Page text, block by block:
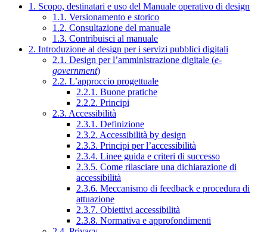
1. Scopo, destinatari e uso del Manuale operativo di design
1.1. Versionamento e storico
1.2. Consultazione del manuale
1.3. Contribuisci al manuale
2. Introduzione al design per i servizi pubblici digitali
2.1. Design per l’amministrazione digitale (e-
government)
2.2. L’approccio progettuale
2.2.1. Buone pratiche
2.2.2. Principi
2.3. Accessibilità
2.3.1. Definizione
2.3.2. Accessibilità by design
2.3.3. Principi per l’accessibilità
2.3.4. Linee guida e criteri di successo
2.3.5. Come rilasciare una dichiarazione di
accessibilità
2.3.6. Meccanismo di feedback e procedura di
attuazione
2.3.7. Obiettivi accessibilità
2.3.8. Normativa e approfondimenti